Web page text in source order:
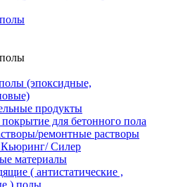
(эпоксидные,
продукты
для бетонного пола
ремонтные растворы
Силер
материалы
( антистатические ,
) полы